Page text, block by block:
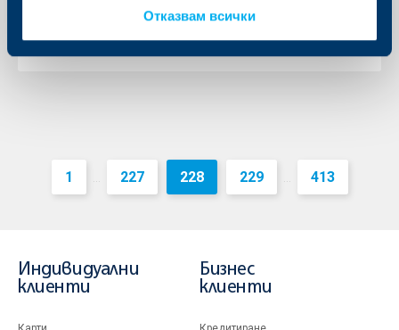
Отказвам всички
Още
1 ... 227 228 229 ... 413
Индивидуални
клиенти
Бизнес
клиенти